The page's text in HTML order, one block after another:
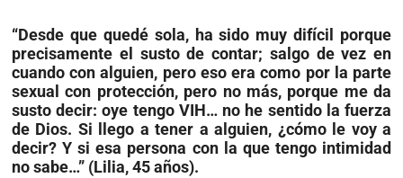
“Desde que quedé sola, ha sido muy difícil porque
precisamente el susto de contar; salgo de vez en
cuando con alguien, pero eso era como por la parte
sexual con protección, pero no más, porque me da
susto decir: oye tengo VIH… no he sentido la fuerza
de Dios. Si llego a tener a alguien, ¿cómo le voy a
decir? Y si esa persona con la que tengo intimidad
no sabe…” (Lilia, 45 años).